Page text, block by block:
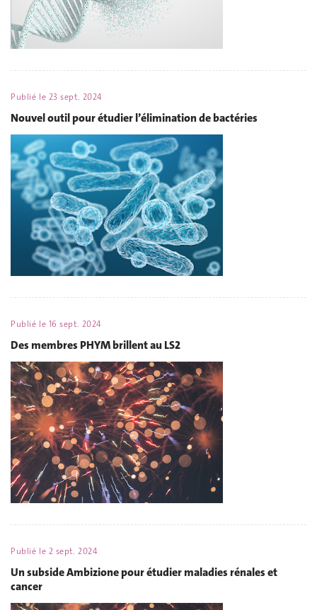
Publié le 23 sept. 2024
Nouvel outil pour étudier l’élimination de bactéries
Publié le 16 sept. 2024
Des membres PHYM brillent au LS2
Publié le 2 sept. 2024
Un subside Ambizione pour étudier maladies rénales et
cancer